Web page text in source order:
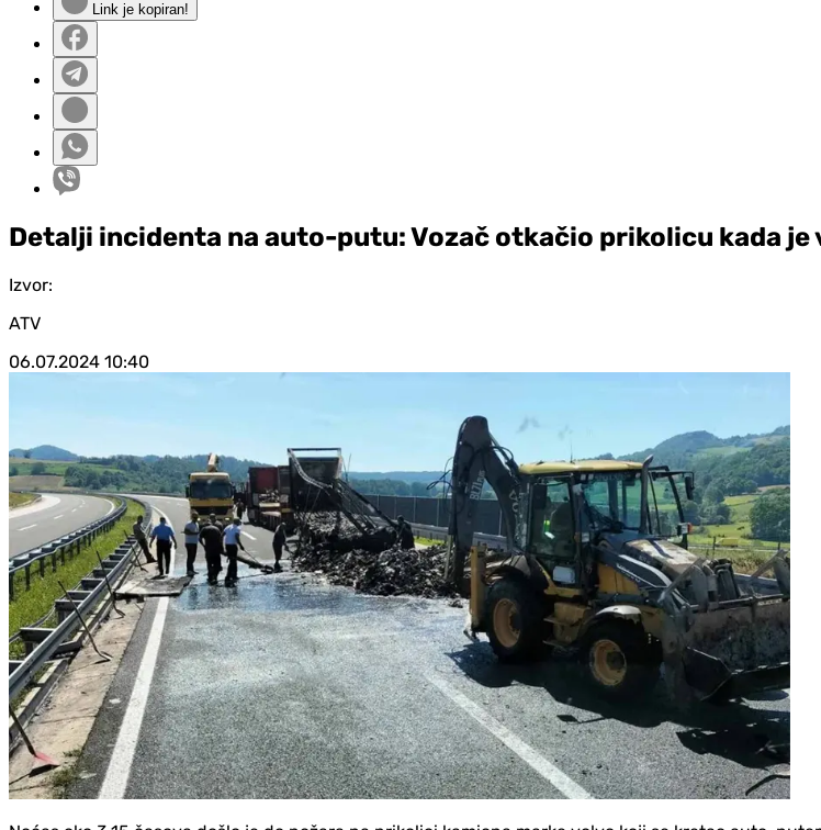
Link je kopiran!
Detalji incidenta na auto-putu: Vozač otkačio prikolicu kada je
Izvor:
ATV
06.07.2024 10:40